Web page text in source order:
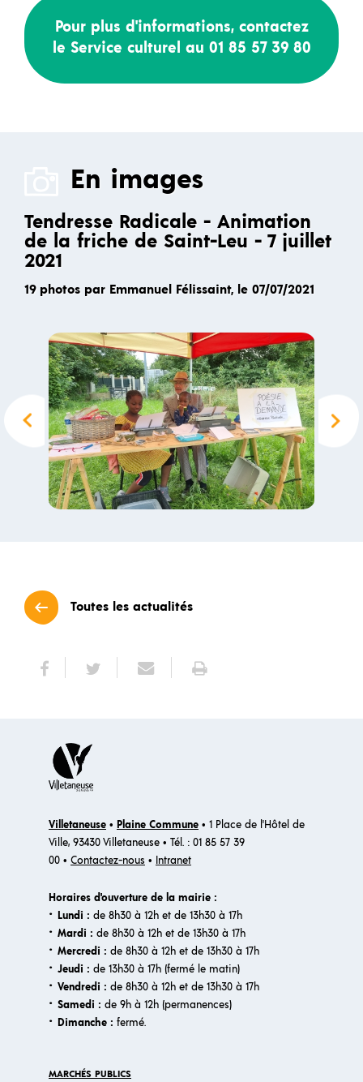
Pour plus d'informations, contactez
le Service culturel au 01 85 57 39 80
En images
Tendresse Radicale - Animation
de la friche de Saint-Leu - 7 juillet
2021
19 photos par Emmanuel Félissaint, le 07/07/2021
Toutes les actualités
Villetaneuse • Plaine Commune • 1 Place de l'Hôtel de
Ville, 93430 Villetaneuse • Tél. : 01 85 57 39
00 • Contactez-nous • Intranet
Horaires d'ouverture de la mairie :
· Lundi : de 8h30 à 12h et de 13h30 à 17h
· Mardi : de 8h30 à 12h et de 13h30 à 17h
· Mercredi : de 8h30 à 12h et de 13h30 à 17h
· Jeudi : de 13h30 à 17h (fermé le matin)
· Vendredi : de 8h30 à 12h et de 13h30 à 17h
· Samedi : de 9h à 12h (permanences)
·​ Dimanche : fermé.
MARCHÉS PUBLICS